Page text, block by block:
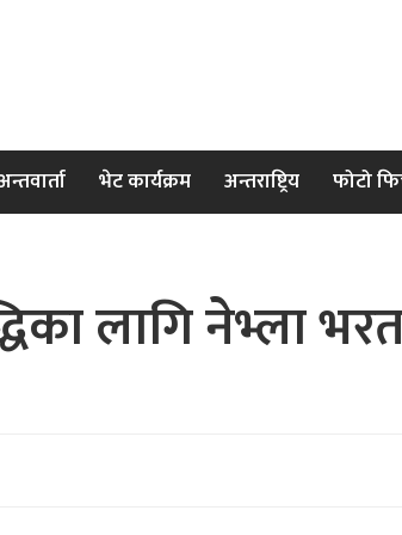
भेट कार्यक्रम अन्तराष्ट्रिय फोटो
लागि नेभ्ला